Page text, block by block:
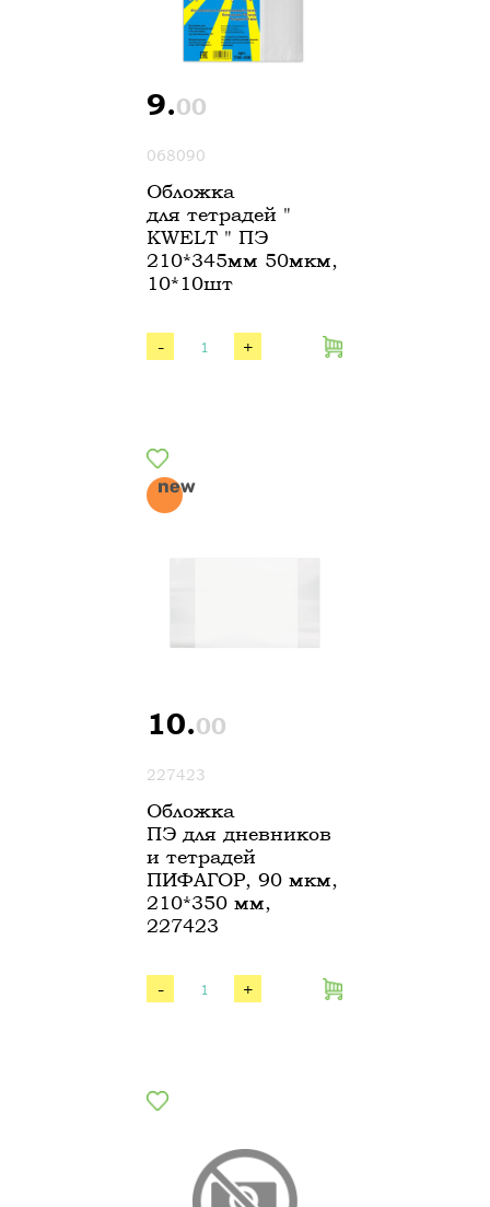
9.00
068090
Обложка
для тетрадей "
KWELT " ПЭ
210*345мм 50мкм,
10*10шт
- +
10.00
227423
Обложка
ПЭ для дневников
и тетрадей
ПИФАГОР, 90 мкм,
210*350 мм,
227423
- +